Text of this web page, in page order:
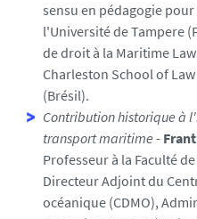
sensu en pédagogie
l'Université de Tampere
de droit à la Maritime
Charleston School of
(Brésil).
Contribution historique à
transport maritime -
Professeur à la Faculté
Directeur Adjoint du
océanique (CDMO),